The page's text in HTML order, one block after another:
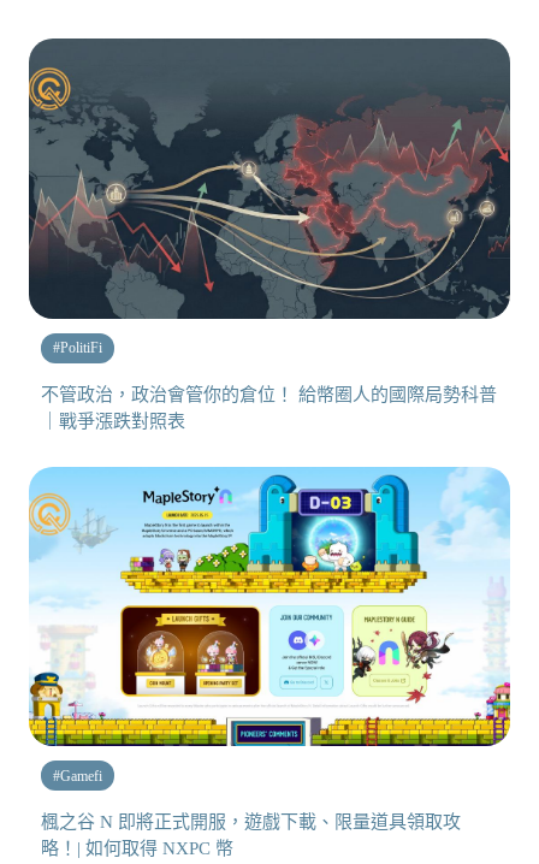
#PolitiFi
不管政治，政治會管你的倉位！ 給幣圈人的國際局勢科普
｜戰爭漲跌對照表
#Gamefi
楓之谷 N 即將正式開服，遊戲下載、限量道具領取攻
略！| 如何取得 NXPC 幣